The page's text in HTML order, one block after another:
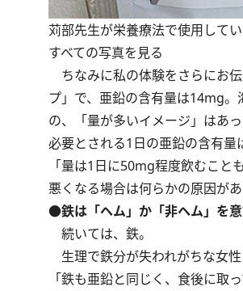
苅部先生が栄養療法で使用して
すべての写真を見る
ちなみに私の体験をさらにお
プ」で、亜鉛の含有量は14mg
の、「量が多いイメージ」はあ
必要とされる1日の亜鉛の含有
「量は1日に50mg程度飲むこ
悪くなる場合は何らかの原因が
●鉄は「ヘム」か「非ヘム」を
続いては、鉄。
生理で鉄分が失われがちな女性
「鉄も亜鉛と同じく、食後に取